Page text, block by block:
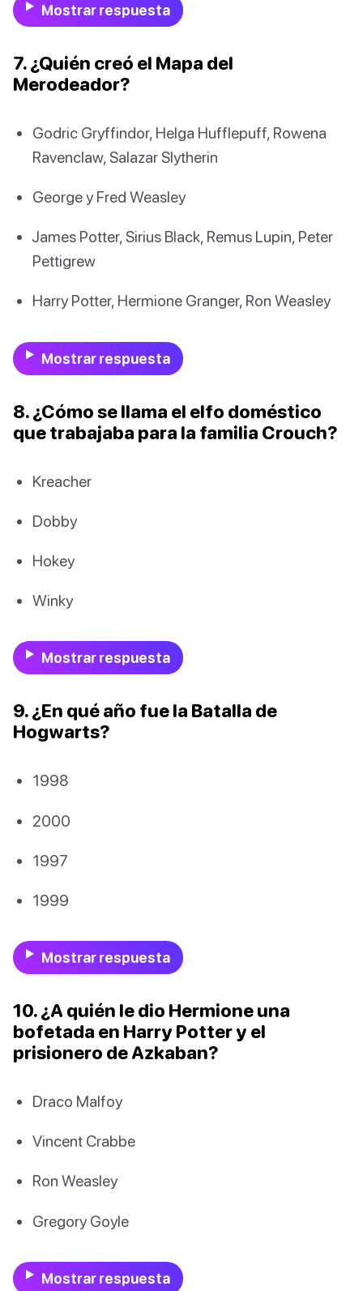
Mostrar respuesta
7. ¿Quién creó el Mapa del
Merodeador?
Godric Gryffindor, Helga Hufflepuff, Rowena
Ravenclaw, Salazar Slytherin
George y Fred Weasley
James Potter, Sirius Black, Remus Lupin, Peter
Pettigrew
Harry Potter, Hermione Granger, Ron Weasley
Mostrar respuesta
8. ¿Cómo se llama el elfo doméstico
que trabajaba para la familia Crouch?
Kreacher
Dobby
Hokey
Winky
Mostrar respuesta
9. ¿En qué año fue la Batalla de
Hogwarts?
1998
2000
1997
1999
Mostrar respuesta
10. ¿A quién le dio Hermione una
bofetada en Harry Potter y el
prisionero de Azkaban?
Draco Malfoy
Vincent Crabbe
Ron Weasley
Gregory Goyle
Mostrar respuesta